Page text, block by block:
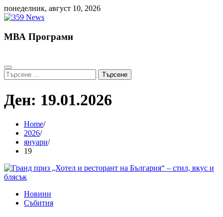
Skip
to
понеделник, август 10, 2026
МВА Програми
Търсене
за:
Ден: 19.01.2026
Home
2026
януари
19
Новини
Събития